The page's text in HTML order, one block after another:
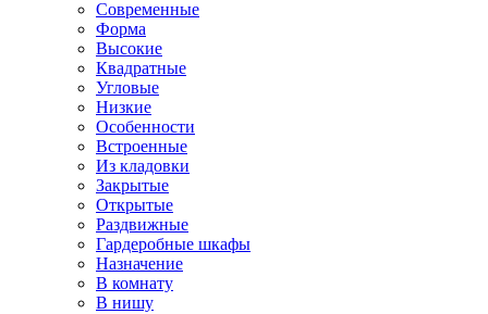
Современные
Форма
Высокие
Квадратные
Угловые
Низкие
Особенности
Встроенные
Из кладовки
Закрытые
Открытые
Раздвижные
Гардеробные шкафы
Назначение
В комнату
В нишу